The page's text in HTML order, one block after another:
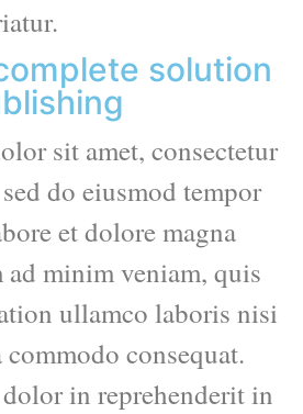
solution
sit amet, consectetur
do eiusmod tempor
et dolore magna
minim veniam, quis
ullamco laboris nisi
consequat.
in reprehenderit in